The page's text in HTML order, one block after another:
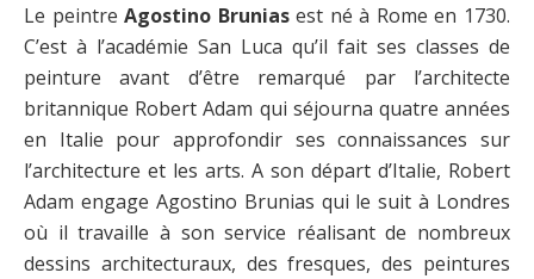
Le peintreAgostino Bruniasest né à Rome en 1730.
C’est à l’académie San Luca qu’il fait ses classes de
peinture avant d’être remarqué par l’architecte
britannique Robert Adam qui séjourna quatre années
en Italie pour approfondir ses connaissances sur
l’architecture et les arts. A son départ d’Italie, Robert
Adam engage Agostino Brunias qui le suit à Londres
où il travaille à son service réalisant de nombreux
dessins architecturaux, des fresques, des peintures